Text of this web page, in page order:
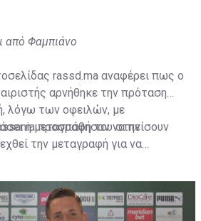
από Φαμπιάνο
rassd.ma αναφέρει πως ο
αρνήθηκε την πρόταση
λόγω των οφειλών, με
η μεταγραφή του στην
προσπάθησαν να πείσουν
την μεταγραφή για να
ο παίκτης αρνήθηκε και επέμεινε
του, ώστε να μετακομίσει
νέα ομάδα το τρέχον